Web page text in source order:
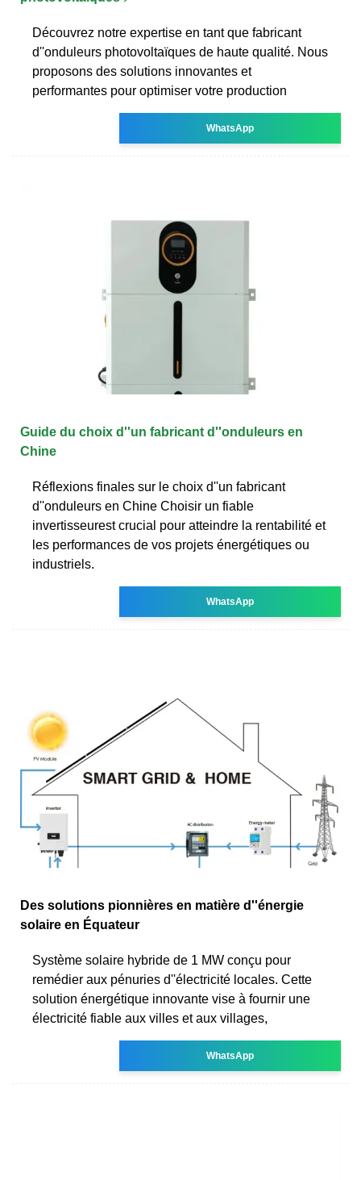
Découvrez notre expertise en tant que fabricant
d''onduleurs photovoltaïques de haute qualité. Nous
proposons des solutions innovantes et
performantes pour optimiser votre production
WhatsApp
Guide du choix d''un fabricant d''onduleurs en
Chine
Réflexions finales sur le choix d''un fabricant
d''onduleurs en Chine Choisir un fiable
invertisseurest crucial pour atteindre la rentabilité et
les performances de vos projets énergétiques ou
industriels.
WhatsApp
Des solutions pionnières en matière d''énergie
solaire en Équateur
Système solaire hybride de 1 MW conçu pour
remédier aux pénuries d''électricité locales. Cette
solution énergétique innovante vise à fournir une
électricité fiable aux villes et aux villages,
WhatsApp